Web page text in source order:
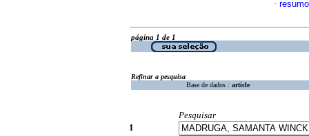
·
página 1 de 1
Refinar a pesquisa
Base de dados : article
Pesquisar
1